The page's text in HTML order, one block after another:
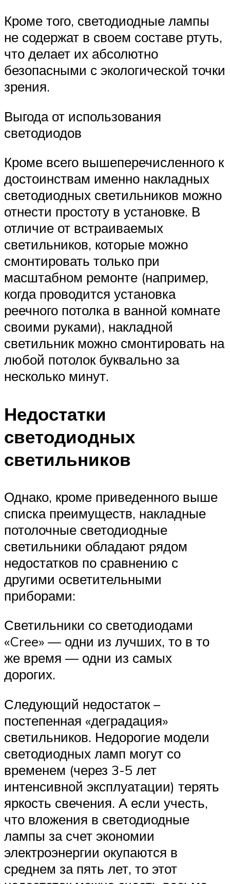
Кроме того, светодиодные лампы
не содержат в своем составе ртуть,
что делает их абсолютно
безопасными с экологической точки
зрения.
Выгода от использования
светодиодов
Кроме всего вышеперечисленного к
достоинствам именно накладных
светодиодных светильников можно
отнести простоту в установке. В
отличие от встраиваемых
светильников, которые можно
смонтировать только при
масштабном ремонте (например,
когда проводится установка
реечного потолка в ванной комнате
своими руками), накладной
светильник можно смонтировать на
любой потолок буквально за
несколько минут.
Недостатки
светодиодных
светильников
Однако, кроме приведенного выше
списка преимуществ, накладные
потолочные светодиодные
светильники обладают рядом
недостатков по сравнению с
другими осветительными
приборами:
Светильники со светодиодами
«Cree» — одни из лучших, то в то
же время — одни из самых
дорогих.
Следующий недостаток –
постепенная «деградация»
светильников. Недорогие модели
светодиодных ламп могут со
временем (через 3-5 лет
интенсивной эксплуатации) терять
яркость свечения. А если учесть,
что вложения в светодиодные
лампы за счет экономии
электроэнергии окупаются в
среднем за пять лет, то этот